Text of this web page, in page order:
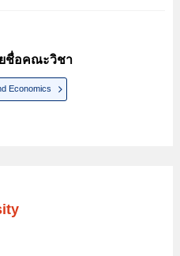
ชื่อคณะวิชา
Economics